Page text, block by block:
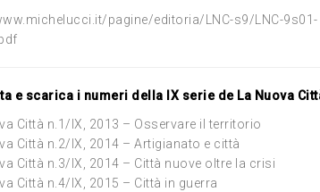
pagine/editoria/LNC-s9/LNC-9s01-
e scarica i numeri della IX serie de La Nuova
Città n.1/IX, 2013 – Osservare il territorio
Città n.2/IX, 2014 – Artigianato e città
Città n.3/IX, 2014 – Città nuove oltre la crisi
Città n.4/IX, 2015 – Città in guerra